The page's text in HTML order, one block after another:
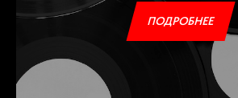
ПОДРОБНЕЕ